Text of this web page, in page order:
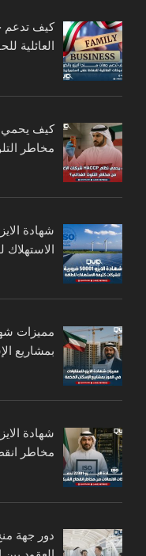
كيف تدعم
العائلية
مخاطر
الاستهلاك
مميزات
بمشاريع
مخاطر
دور جهة